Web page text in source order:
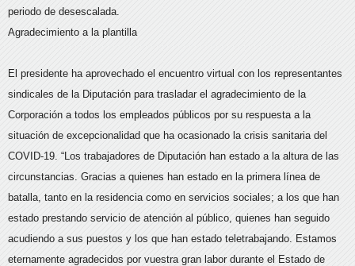
periodo de desescalada.
Agradecimiento a la plantilla
El presidente ha aprovechado el encuentro virtual con los representantes
sindicales de la Diputación para trasladar el agradecimiento de la
Corporación a todos los empleados públicos por su respuesta a la
situación de excepcionalidad que ha ocasionado la crisis sanitaria del
COVID-19. “Los trabajadores de Diputación han estado a la altura de las
circunstancias. Gracias a quienes han estado en la primera línea de
batalla, tanto en la residencia como en servicios sociales; a los que han
estado prestando servicio de atención al público, quienes han seguido
acudiendo a sus puestos y los que han estado teletrabajando. Estamos
eternamente agradecidos por vuestra gran labor durante el Estado de